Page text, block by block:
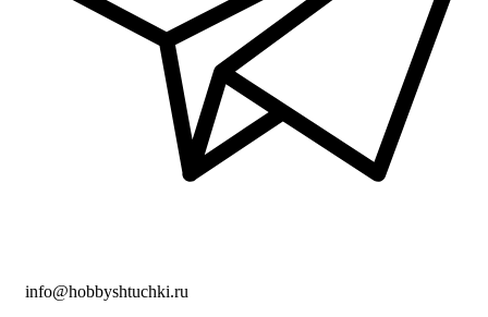
info@hobbyshtuchki.ru